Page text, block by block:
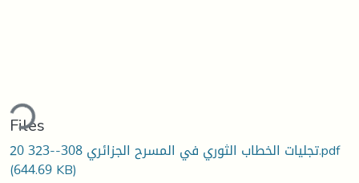
Files
20 تجليات الخطاب الثوري في المسرح الجزائري 308--323.pdf
(644.69 KB)